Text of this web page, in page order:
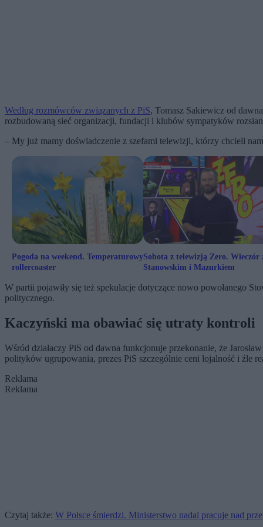
Według rozmówców związanych z PiS, Tomasz Sakiewicz od
rozbudowaną sieć organizacji, fundacji i klubów sympatyków
– My już mamy doświadczenie z szefami telewizji, którzy chcieli
Pogoda na weekend. Temperaturowy
rollercoaster
Sobota z telewizją Zero. Wieczór
Stanowskim i Mazurkiem
W partii pojawiły się też spekulacje dotyczące nowo powołanego
politycznego.
Kaczyński ma obawiać się utraty kontroli
Wśród działaczy PiS od dawna funkcjonuje przekonanie, że
polityków ugrupowania, prezes PiS szczególnie ceni lojalność i źle
Reklama
Reklama
Czytaj także: W Polsce śmierdzi. Ministerstwo nadal pracuje nad